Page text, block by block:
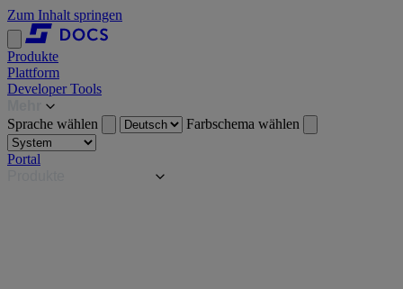
Zum Inhalt springen
Produkte
Plattform
Developer Tools
Sprache wählen
Farbschema wählen
Portal